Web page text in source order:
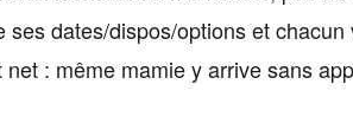
ses dates/dispos/options et
: même mamie y arrive sans